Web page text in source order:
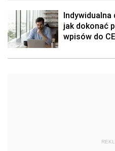
jak dokonać
wpisów do